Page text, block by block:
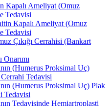
Kapalı Ameliyat (Omuz
Tedavisi
Kapalı Ameliyat (Omuz
Tedavisi
Çıkığı Cerrahisi (Bankart
(Humerus Proksimal Uç)
Tedavisi
(Humerus Proksimal Uç) Plak
Tedavisi
Tedavisinde Hemiartroplasti